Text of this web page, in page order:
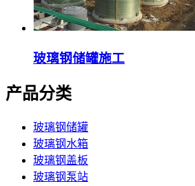
玻璃钢储罐施工
产品分类
玻璃钢储罐
玻璃钢水箱
玻璃钢盖板
玻璃钢泵站